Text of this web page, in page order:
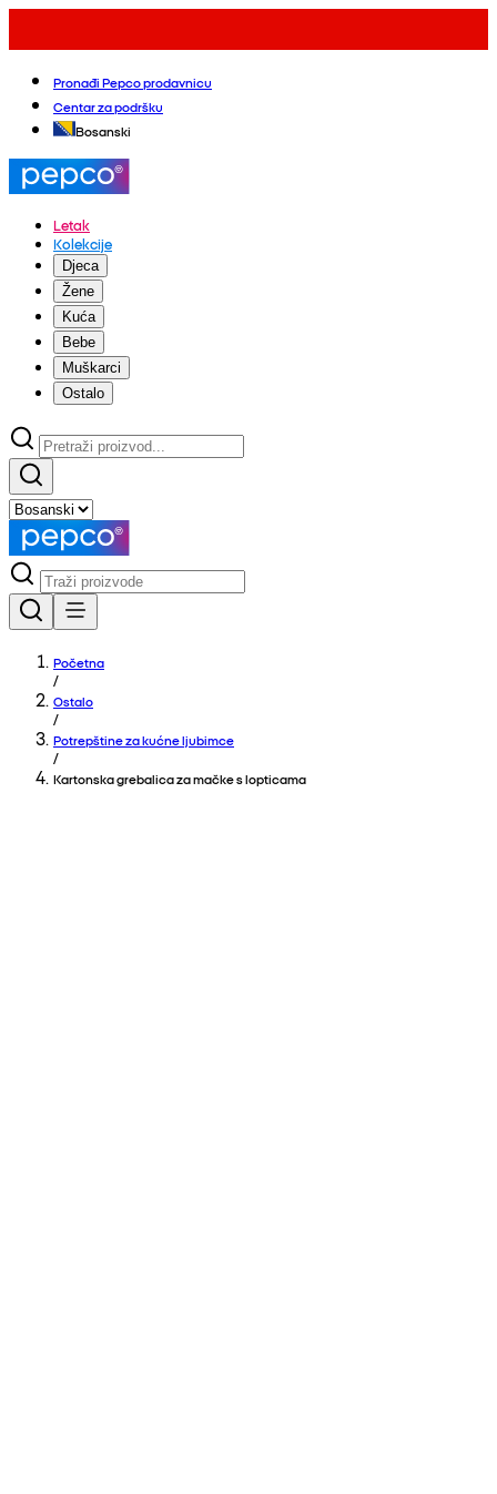
Pronađi Pepco prodavnicu
Centar za podršku
Bosanski
Letak
Kolekcije
Djeca
Žene
Kuća
Bebe
Muškarci
Ostalo
Početna
/
Ostalo
/
Potrepštine za kućne ljubimce
/
Kartonska grebalica za mačke s lopticama